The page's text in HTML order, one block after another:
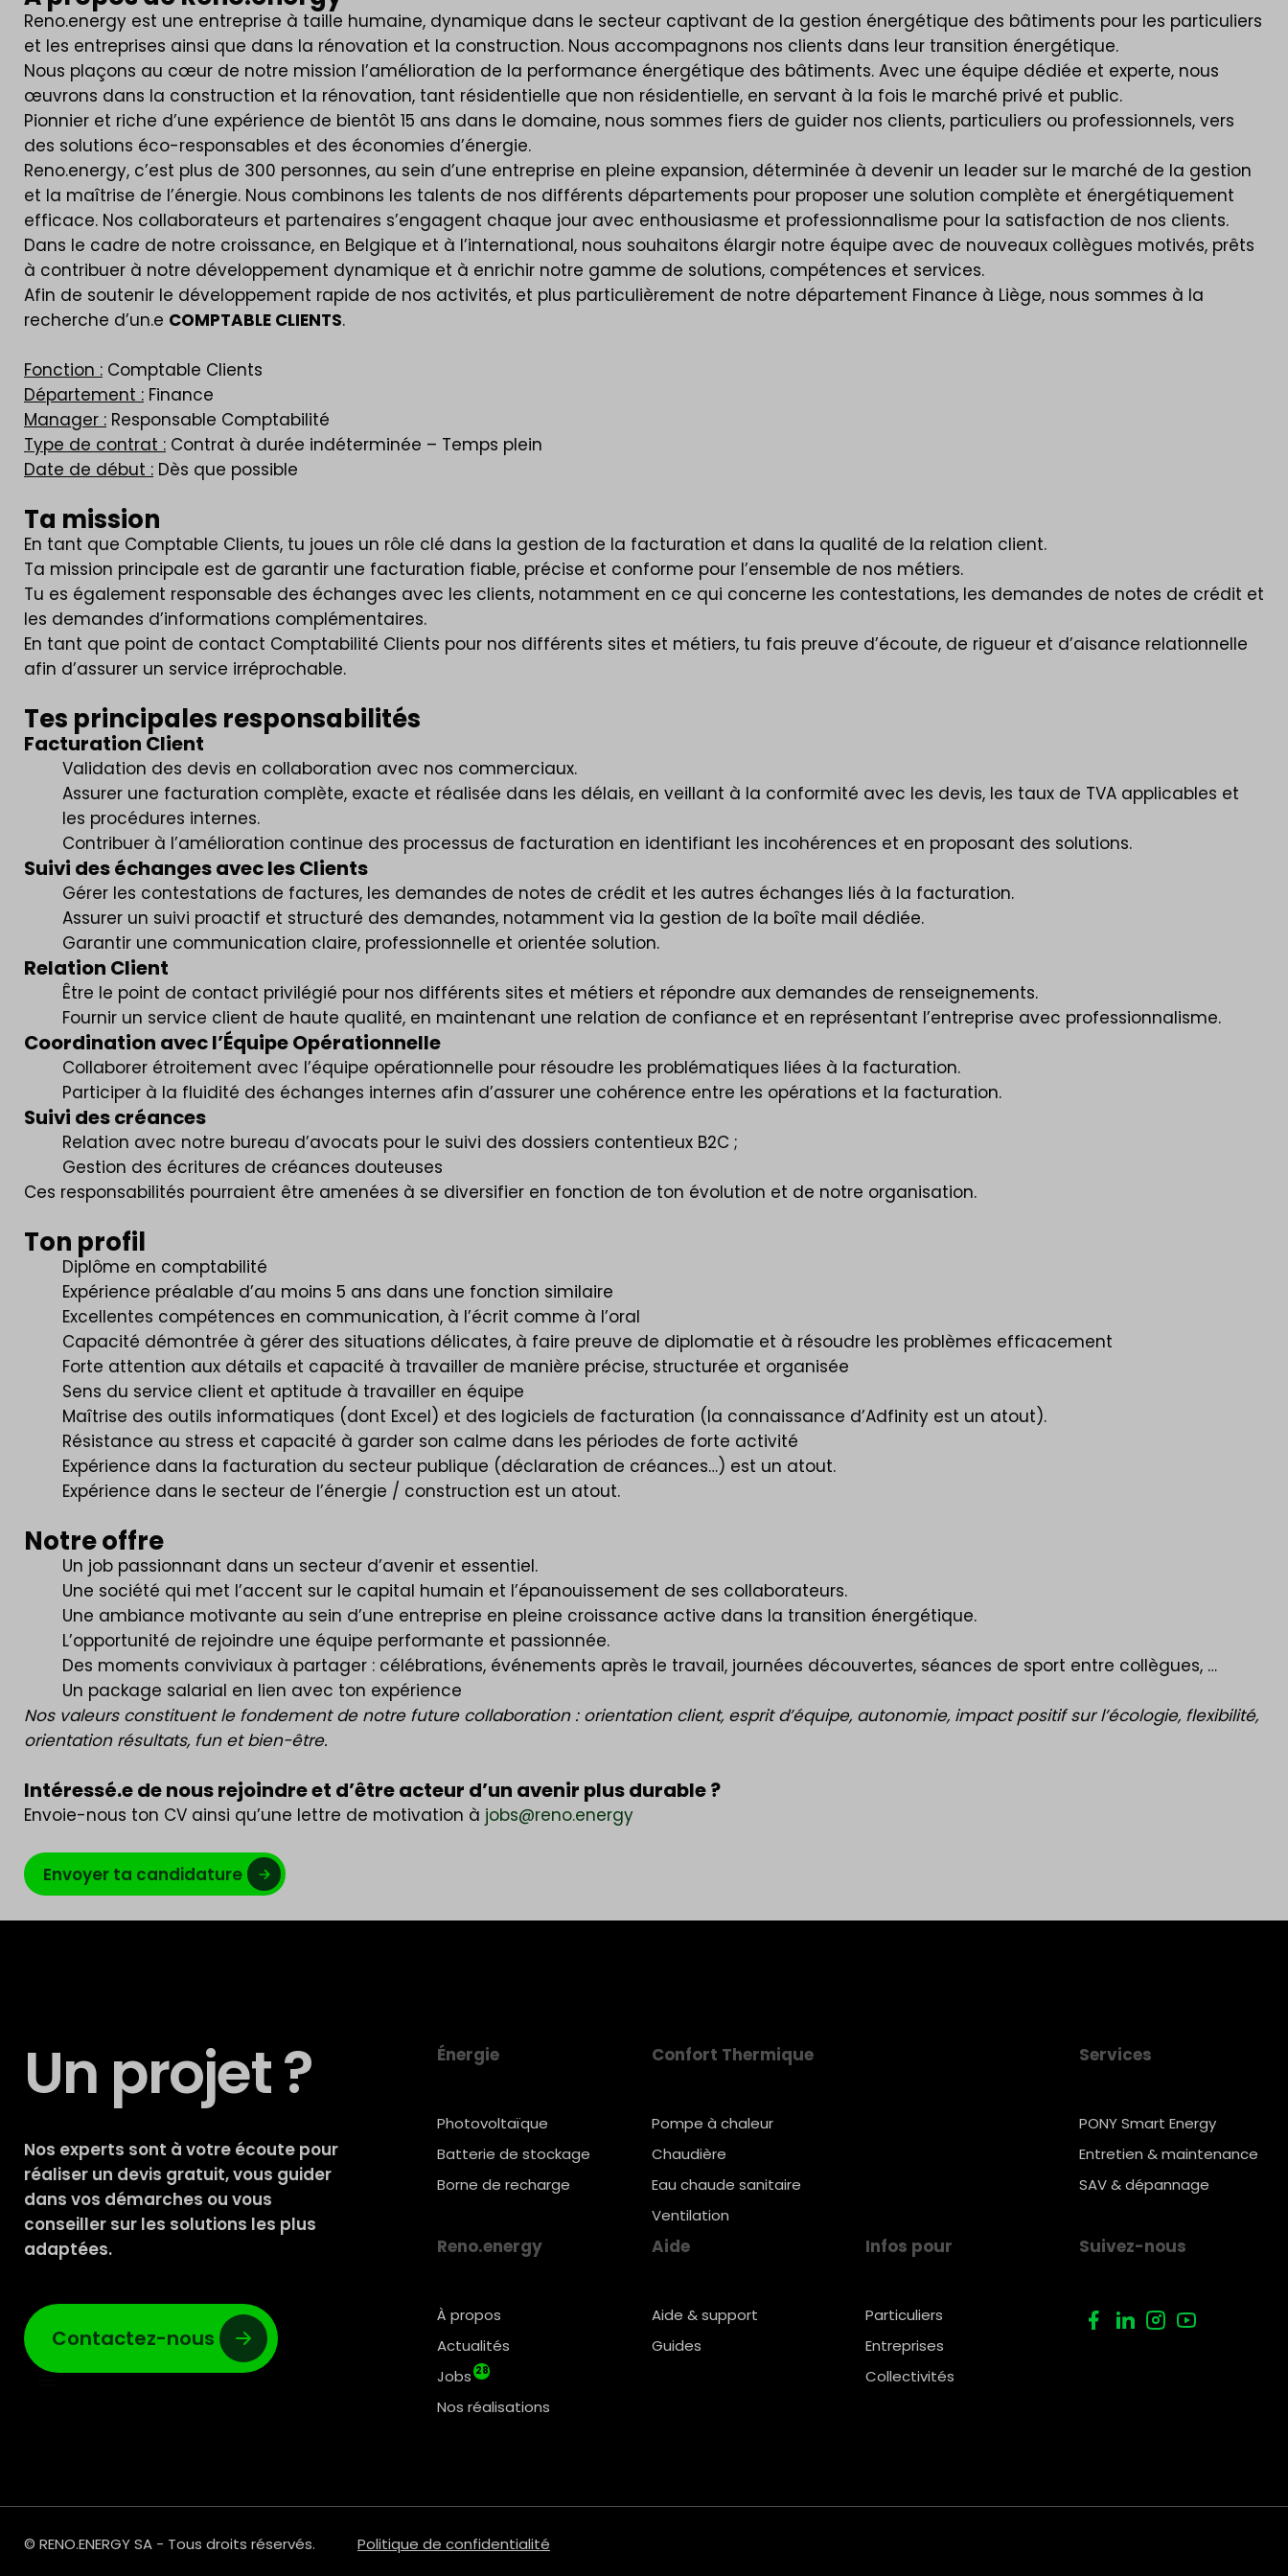
Reno.energy est une entreprise à taille humaine, dynamique dans le secteur captivant de la gestion énergétique des bâtiments pour les particuliers
et les entreprises ainsi que dans la rénovation et la construction. Nous accompagnons nos clients dans leur transition énergétique.
Nous plaçons au cœur de notre mission l’amélioration de la performance énergétique des bâtiments. Avec une équipe dédiée et experte, nous
œuvrons dans la construction et la rénovation, tant résidentielle que non résidentielle, en servant à la fois le marché privé et public.
Pionnier et riche d’une expérience de bientôt 15 ans dans le domaine, nous sommes fiers de guider nos clients, particuliers ou professionnels, vers
des solutions éco-responsables et des économies d’énergie.
Reno.energy, c’est plus de 300 personnes, au sein d’une entreprise en pleine expansion, déterminée à devenir un leader sur le marché de la gestion
et la maîtrise de l’énergie. Nous combinons les talents de nos différents départements pour proposer une solution complète et énergétiquement
efficace. Nos collaborateurs et partenaires s’engagent chaque jour avec enthousiasme et professionnalisme pour la satisfaction de nos clients.
Dans le cadre de notre croissance, en Belgique et à l’international, nous souhaitons élargir notre équipe avec de nouveaux collègues motivés, prêts
à contribuer à notre développement dynamique et à enrichir notre gamme de solutions, compétences et services.
Afin de soutenir le développement rapide de nos activités, et plus particulièrement de notre département Finance à Liège, nous sommes à la
recherche d’un.e COMPTABLE CLIENTS.
Fonction : Comptable Clients
Département : Finance
Manager : Responsable Comptabilité
Type de contrat : Contrat à durée indéterminée – Temps plein
Date de début : Dès que possible
Ta mission
En tant que Comptable Clients, tu joues un rôle clé dans la gestion de la facturation et dans la qualité de la relation client.
Ta mission principale est de garantir une facturation fiable, précise et conforme pour l’ensemble de nos métiers.
Tu es également responsable des échanges avec les clients, notamment en ce qui concerne les contestations, les demandes de notes de crédit et
les demandes d’informations complémentaires.
En tant que point de contact Comptabilité Clients pour nos différents sites et métiers, tu fais preuve d’écoute, de rigueur et d’aisance relationnelle
afin d’assurer un service irréprochable.
Tes principales responsabilités
Facturation Client
Validation des devis en collaboration avec nos commerciaux.
Assurer une facturation complète, exacte et réalisée dans les délais, en veillant à la conformité avec les devis, les taux de TVA applicables et
les procédures internes.
Contribuer à l’amélioration continue des processus de facturation en identifiant les incohérences et en proposant des solutions.
Suivi des échanges avec les Clients
Gérer les contestations de factures, les demandes de notes de crédit et les autres échanges liés à la facturation.
Assurer un suivi proactif et structuré des demandes, notamment via la gestion de la boîte mail dédiée.
Garantir une communication claire, professionnelle et orientée solution.
Relation Client
Être le point de contact privilégié pour nos différents sites et métiers et répondre aux demandes de renseignements.
Fournir un service client de haute qualité, en maintenant une relation de confiance et en représentant l’entreprise avec professionnalisme.
Coordination avec l’Équipe Opérationnelle
Collaborer étroitement avec l’équipe opérationnelle pour résoudre les problématiques liées à la facturation.
Participer à la fluidité des échanges internes afin d’assurer une cohérence entre les opérations et la facturation.
Suivi des créances
Relation avec notre bureau d’avocats pour le suivi des dossiers contentieux B2C ;
Gestion des écritures de créances douteuses
Ces responsabilités pourraient être amenées à se diversifier en fonction de ton évolution et de notre organisation.
Ton profil
Diplôme en comptabilité
Expérience préalable d’au moins 5 ans dans une fonction similaire
Excellentes compétences en communication, à l’écrit comme à l’oral
Capacité démontrée à gérer des situations délicates, à faire preuve de diplomatie et à résoudre les problèmes efficacement
Forte attention aux détails et capacité à travailler de manière précise, structurée et organisée
Sens du service client et aptitude à travailler en équipe
Maîtrise des outils informatiques (dont Excel) et des logiciels de facturation (la connaissance d’Adfinity est un atout).
Résistance au stress et capacité à garder son calme dans les périodes de forte activité
Expérience dans la facturation du secteur publique (déclaration de créances…) est un atout.
Expérience dans le secteur de l’énergie / construction est un atout.
Notre offre
Un job passionnant dans un secteur d’avenir et essentiel.
Une société qui met l’accent sur le capital humain et l’épanouissement de ses collaborateurs.
Une ambiance motivante au sein d’une entreprise en pleine croissance active dans la transition énergétique.
L’opportunité de rejoindre une équipe performante et passionnée.
Des moments conviviaux à partager : célébrations, événements après le travail, journées découvertes, séances de sport entre collègues, …
Un package salarial en lien avec ton expérience
Nos valeurs constituent le fondement de notre future collaboration : orientation client, esprit d’équipe, autonomie, impact positif sur l’écologie, flexibilité,
orientation résultats, fun et bien-être.
Intéressé.e de nous rejoindre et d’être acteur d’un avenir plus durable ?
Envoie-nous ton CV ainsi qu’une lettre de motivation à jobs@reno.energy
Envoyer ta candidature
Un projet ?
Nos experts sont à votre écoute pour
réaliser un devis gratuit, vous guider
dans vos démarches ou vous
conseiller sur les solutions les plus
adaptées.
Contactez-nous
Énergie
Photovoltaïque
Batterie de stockage
Borne de recharge
Confort Thermique
Pompe à chaleur
Chaudière
Eau chaude sanitaire
Ventilation
Services
PONY Smart Energy
Entretien & maintenance
SAV & dépannage
Reno.energy
À propos
Actualités
Jobs 28
Nos réalisations
Aide
Aide & support
Guides
Infos pour
Particuliers
Entreprises
Collectivités
Suivez-nous
© RENO.ENERGY SA - Tous droits réservés. Politique de confidentialité